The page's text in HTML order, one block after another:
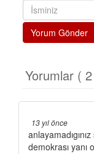
Yorum Gönder
Yorumlar (
13 yıl önce
demokrası yanı